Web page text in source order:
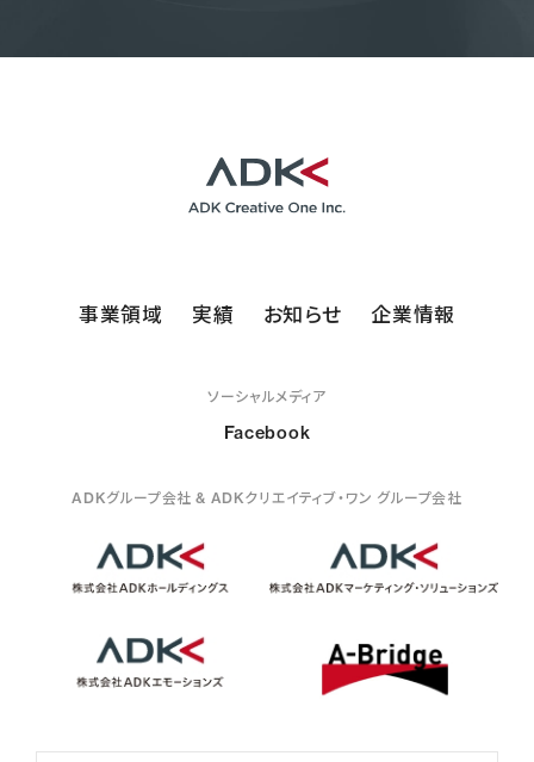
事業領域 実績 お知らせ 企業情報
ソーシャルメディア
Facebook
ADKグループ会社 & ADKクリエイティブ・ワン グループ会社